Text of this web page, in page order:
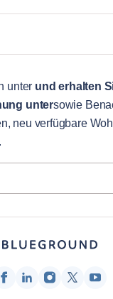
unter und erhalten
untersowie
neu verfügbare